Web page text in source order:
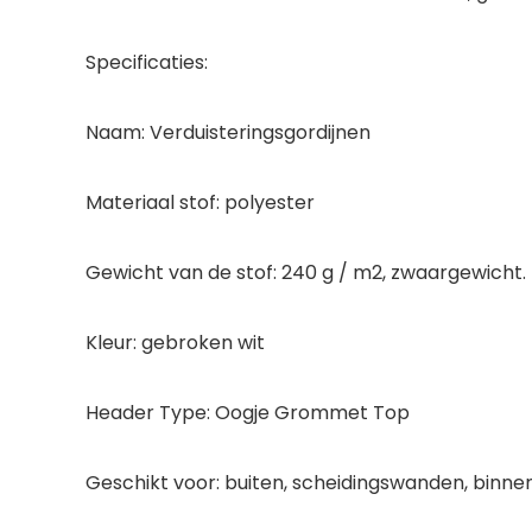
Specificaties:
Naam: Verduisteringsgordijnen
Materiaal stof: polyester
Gewicht van de stof: 240 g / m2, zwaargewicht.
Kleur: gebroken wit
Header Type: Oogje Grommet Top
Geschikt voor: buiten, scheidingswanden,